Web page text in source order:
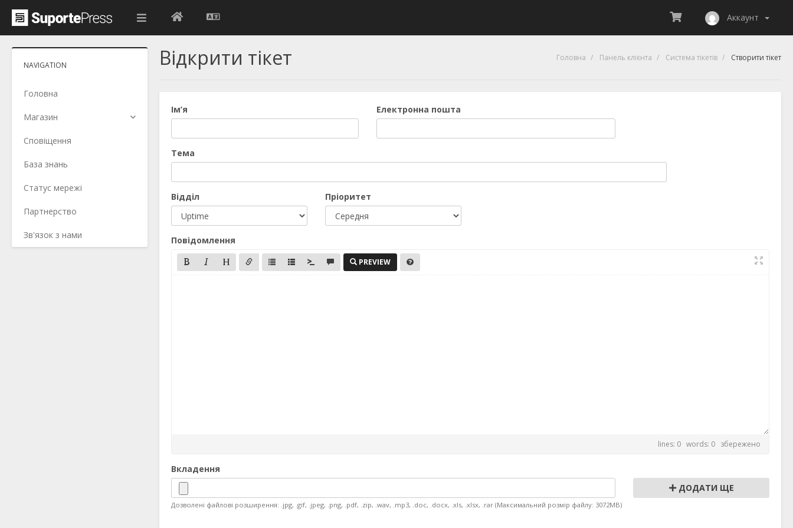
Аккаунт
NAVIGATION
Головна
Магазин
Сповіщення
База знань
Статус мережі
Партнерство
Зв'язок з нами
Відкрити тікет Головна Панель клієнта Система тікетів Створити тікет
Ім’я Електронна пошта
Тема
Відділ Пріоритет
Повідомлення
PREVIEW
lines: 0 words: 0 збережено
Вкладення
ДОДАТИ ЩЕ
Дозволені файлові розширення: .jpg, .gif, .jpeg, .png, .pdf, .zip, .wav, .mp3, .doc, .docx, .xls, .xlsx, .rar (Максимальний розмір файлу: 3072MB)